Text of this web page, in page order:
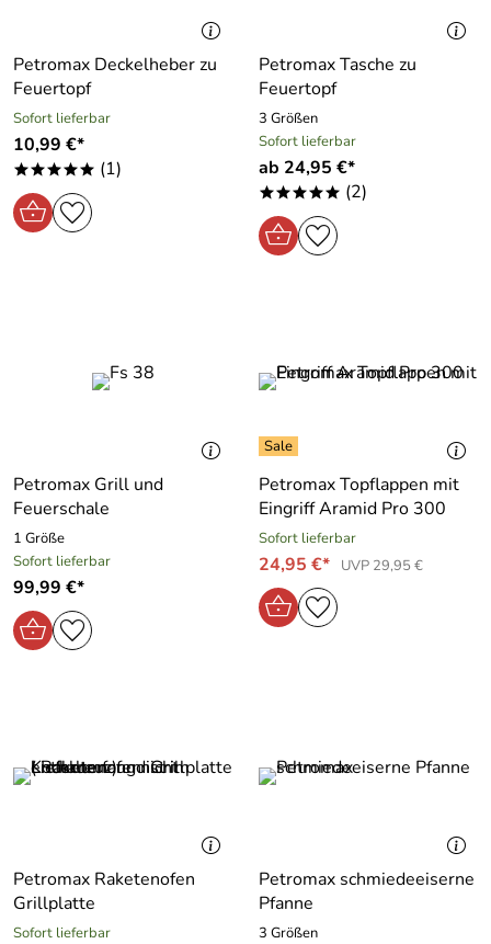
Petromax Deckelheber zu
Feuertopf
Sofort lieferbar
10,99 €*
***** (1)
Petromax Tasche zu
Feuertopf
3 Größen
Sofort lieferbar
ab 24,95 €*
***** (2)
Petromax Grill und
Feuerschale
1 Größe
Sofort lieferbar
99,99 €*
Petromax Topflappen mit
Eingriff Aramid Pro 300
Sofort lieferbar
24,95 €* UVP 29,95 €
Petromax Raketenofen
Grillplatte
Sofort lieferbar
Petromax schmiedeeiserne
Pfanne
3 Größen